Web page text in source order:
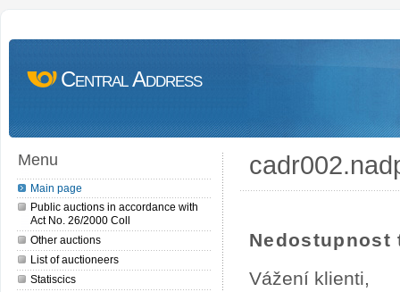
Central Address
Menu
Main page
Public auctions in accordance with
Act No. 26/2000 Coll
Other auctions
List of auctioneers
Statiscics
Nedostupnost
Vážení klienti,